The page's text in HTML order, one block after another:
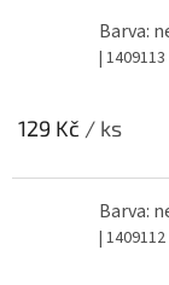
Barva:
| 1409113
129 Kč / ks
Barva:
| 1409112